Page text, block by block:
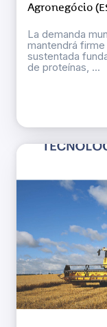
Agronegócio
La demanda
mantendrá
sustentada
de proteínas, ...